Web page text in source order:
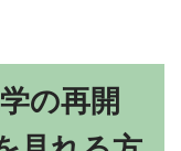
の再開